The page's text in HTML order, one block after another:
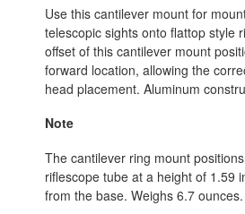
Use this cantilever mount for
telescopic sights onto flattop style
offset of this cantilever mount
forward location, allowing the
head placement. Aluminum
Note
The cantilever ring mount
riflescope tube at a height of 1.59
from the base. Weighs 6.7 ounces.